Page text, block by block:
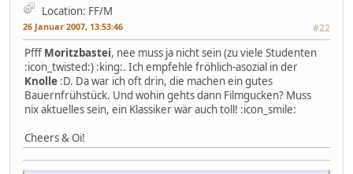
Location: FF/M
26 Januar 2007, 13:53:46 #22
Pfff Moritzbastei, nee muss ja nicht sein (zu viele Studenten
:icon_twisted:) :king:. Ich empfehle fröhlich-asozial in der
Knolle :D. Da war ich oft drin, die machen ein gutes
Bauernfrühstück. Und wohin gehts dann Filmgucken? Muss
nix aktuelles sein, ein Klassiker wär auch toll! :icon_smile:
Cheers & Oi!